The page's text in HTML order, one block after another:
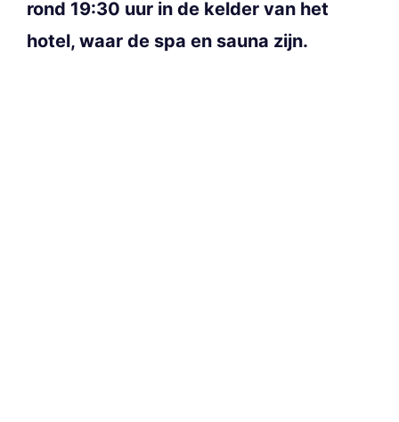
rond 19:30 uur in de kelder van het
hotel, waar de spa en sauna zijn.